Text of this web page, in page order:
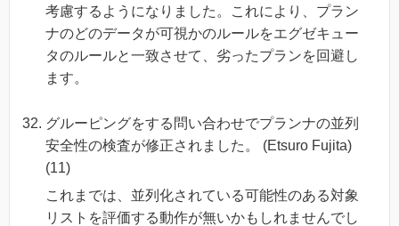
考慮するようになりました。これにより、プラン
ナのどのデータが可視かのルールをエグゼキュー
タのルールと一致させて、劣ったプランを回避し
ます。
グルーピングをする問い合わせでプランナの並列
安全性の検査が修正されました。 (Etsuro Fujita)
(11)
これまでは、並列化されている可能性のある対象
リストを評価する動作が無いかもしれませんでし